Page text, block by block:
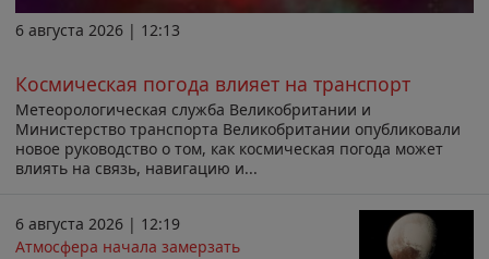
6 августа 2026 | 12:13
Космическая погода влияет на транспорт
Метеорологическая служба Великобритании и
Министерство транспорта Великобритании опубликовали
новое руководство о том, как космическая погода может
влиять на связь, навигацию и...
6 августа 2026 | 12:19
Атмосфера начала замерзать